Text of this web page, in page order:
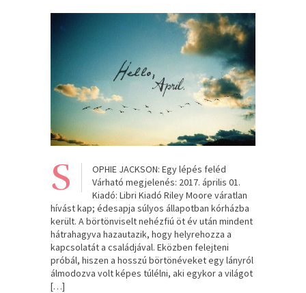
S
OPHIE JACKSON: Egy lépés feléd
Várható megjelenés: 2017. április 01.
Kiadó: Libri Kiadó Riley Moore váratlan
hívást kap; édesapja súlyos állapotban kórházba
került. A börtönviselt nehézfiú öt év után mindent
hátrahagyva hazautazik, hogy helyrehozza a
kapcsolatát a családjával. Eközben felejteni
próbál, hiszen a hosszú börtönéveket egy lányról
álmodozva volt képes túlélni, aki egykor a világot
[…]